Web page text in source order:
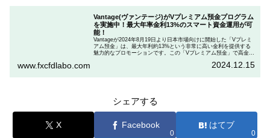
Vantage(ヴァンテージ)がVプレミアム預金プログラム
を実施中！最大年率金利13%のスマート資金運用が可
能！
Vantageが2024年8月19日より日本市場向けに開始した「Vプレミ
アム預金」は、最大年利約13%という非常に高い金利を提供する
魅力的なプロモーションです。この「Vプレミアム預金」で高金利
「Vプレミアム預金」を行いたい人は、この記事をしっかりと読ん
www.fxcfdlabo.com 2024.12.15
シェアする
X Facebook
0
はてブ
0